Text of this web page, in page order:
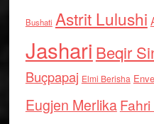
Bushati Astrit Lulushi
Jashari Beqir
Buçpapaj Elmi Berisha
Eugjen Merlika